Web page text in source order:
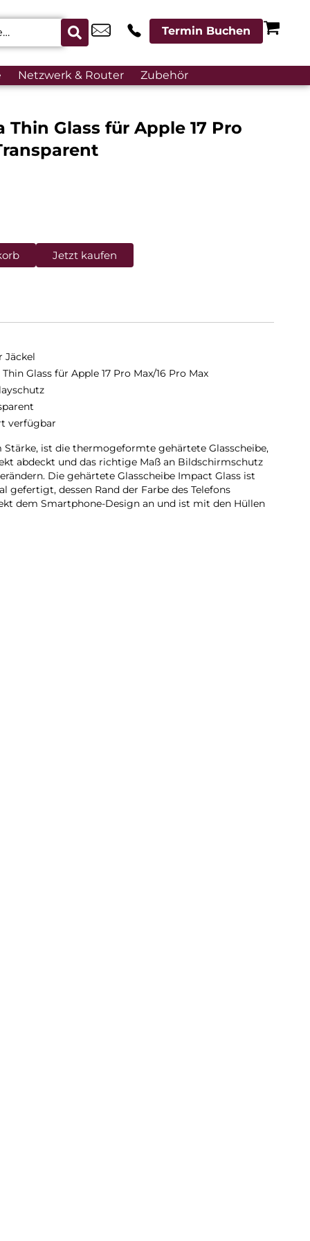
Termin Buchen
Netzwerk & Router Zubehör
Thin Glass für Apple 17 Pro
Jetzt kaufen
Jäckel
Glass für Apple 17 Pro Max/16 Pro Max
verfügbar
Stärke, ist die thermogeformte gehärtete Glasscheibe,
abdeckt und das richtige Maß an Bildschirmschutz
Die gehärtete Glasscheibe Impact Glass ist
gefertigt, dessen Rand der Farbe des Telefons
dem Smartphone-Design an und ist mit den Hüllen